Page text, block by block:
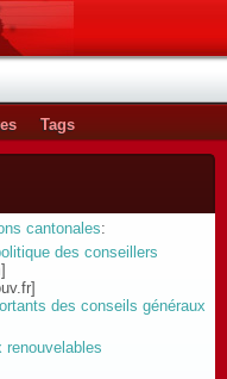
Tags
cantonales:
des conseillers
des conseils généraux
renouvelables